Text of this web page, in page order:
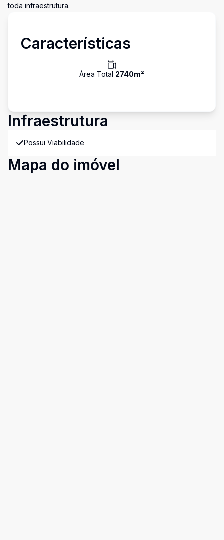
toda infraestrutura.
Características
Área Total 2740m²
Infraestrutura
Possui Viabilidade
Mapa do imóvel